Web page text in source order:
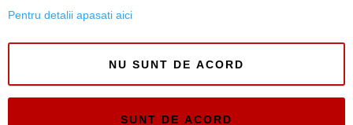
Pentru detalii apasati aici
NU SUNT DE ACORD
SUNT DE ACORD